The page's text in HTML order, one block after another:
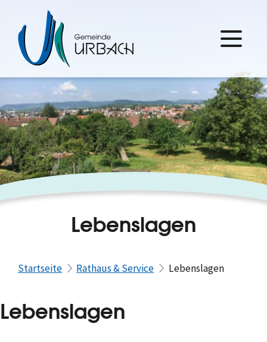
Lebenslagen
Startseite Rathaus & Service Lebenslagen
Lebenslagen